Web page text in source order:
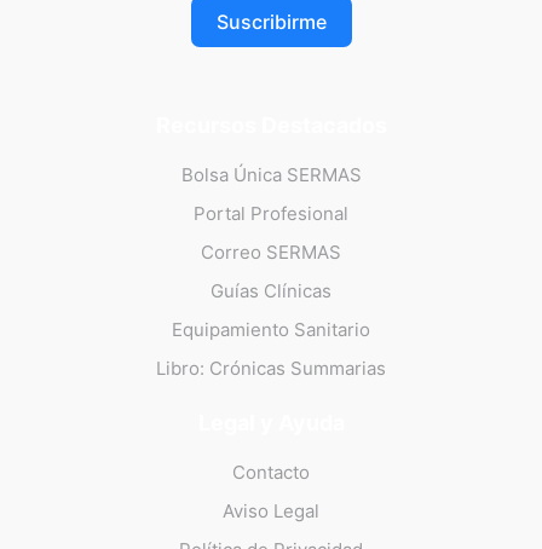
Suscribirme
Bolsa Única SERMAS
Portal Profesional
Correo SERMAS
Guías Clínicas
Equipamiento Sanitario
Libro: Crónicas Summarias
Contacto
Aviso Legal